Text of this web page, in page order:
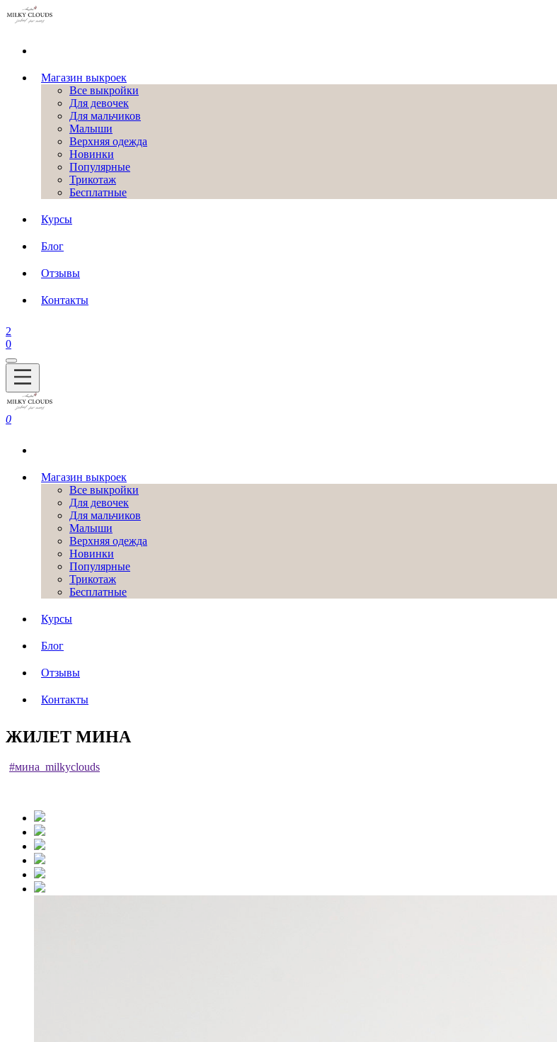
Магазин выкроек
Все выкройки
Для девочек
Для мальчиков
Малыши
Верхняя одежда
Новинки
Популярные
Трикотаж
Бесплатные
Курсы
Блог
Отзывы
Контакты
2
0
0
Магазин выкроек
Все выкройки
Для девочек
Для мальчиков
Малыши
Верхняя одежда
Новинки
Популярные
Трикотаж
Бесплатные
Курсы
Блог
Отзывы
Контакты
ЖИЛЕТ МИНА
#мина_milkyclouds